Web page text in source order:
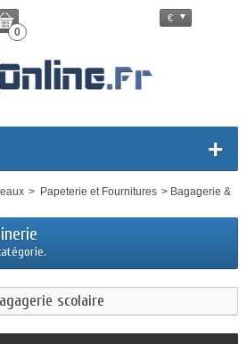
0
€
> Papeterie et Fournitures > Bagagerie &
scolaire